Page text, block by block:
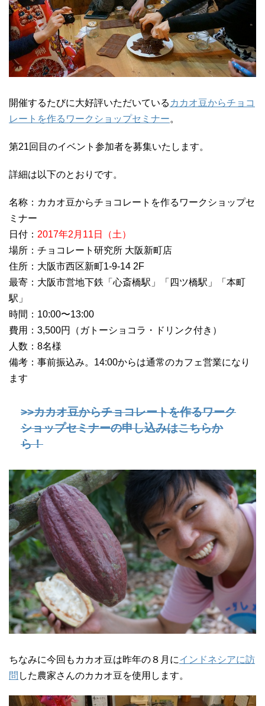
開催するたびに大好評いただいている カカオ豆からチョコ
レートを作るワークショップセミナー。
第21回目のイベント参加者を募集いたします。
詳細は以下のとおりです。
名称：カカオ豆からチョコレートを作るワークショップセ
ミナー
日付： 2017年2月11日（土）
場所：チョコレート研究所 大阪新町店
住所：大阪市西区新町1-9-14 2F
最寄：大阪市営地下鉄「心斎橋駅」「四ツ橋駅」「本町
駅」
時間：10:00〜13:00
費用：3,500円（ガトーショコラ・ドリンク付き）
人数：8名様
備考：事前振込み。14:00からは通常のカフェ営業になり
ます
>>カカオ豆からチョコレートを作るワーク
ショップセミナーの申し込みはこちらか
ら！
ちなみに今回もカカオ豆は昨年の８月にインドネシアに訪
問 した農家さんのカカオ豆を使用します。